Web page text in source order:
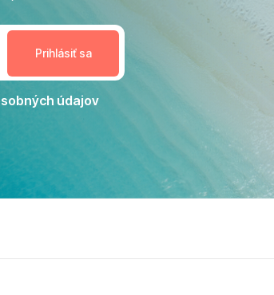
zároveň bol
relax.
s čistým
kto hľadá
na vysokej
na
nabudúce!
​S
ďalších
údajov